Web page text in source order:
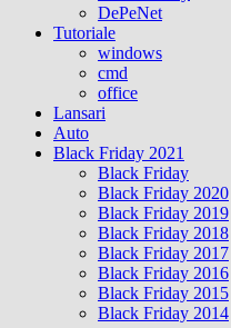
DePeNet
Tutoriale
windows
cmd
office
Lansari
Auto
Black Friday 2021
Black Friday
Black Friday 2020
Black Friday 2019
Black Friday 2018
Black Friday 2017
Black Friday 2016
Black Friday 2015
Black Friday 2014